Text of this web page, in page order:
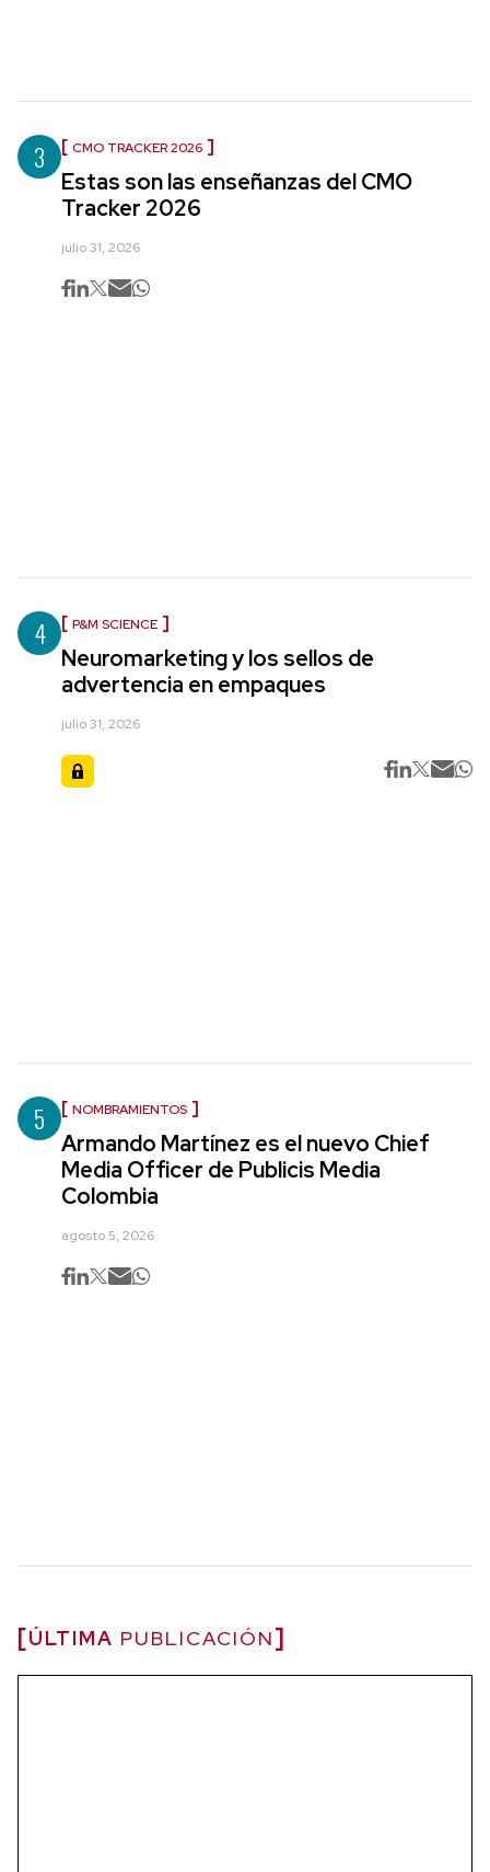
3 CMO TRACKER 2026
Estas son las enseñanzas del CMO
Tracker 2026
julio 31, 2026
4 P&M SCIENCE
Neuromarketing y los sellos de
advertencia en empaques
julio 31, 2026
5 NOMBRAMIENTOS
Armando Martínez es el nuevo Chief
Media Officer de Publicis Media
Colombia
agosto 5, 2026
ÚLTIMA PUBLICACIÓN